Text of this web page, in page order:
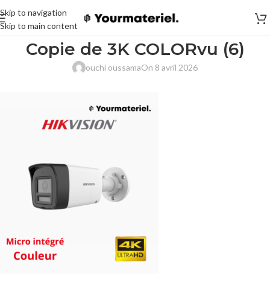
Skip to navigation
Skip to main content
Copie de 3K COLORvu (6)
ouchi oussamaOn 8 avril 2026